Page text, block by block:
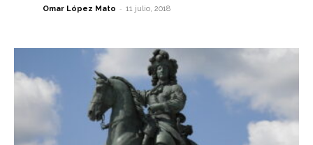
Omar López Mato - 11 julio, 2018